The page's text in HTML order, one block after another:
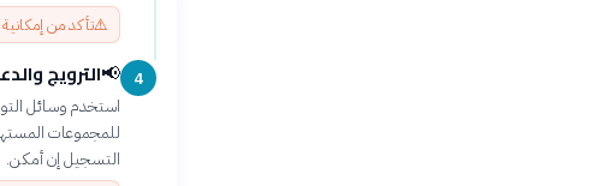
⚠️تأكد من
4
📢الترويج
استخدم وسائل
للمجموعات
التسجيل إن أمكن.